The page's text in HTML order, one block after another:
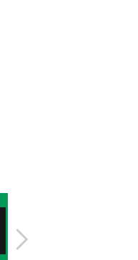
initiation au Aïkivudao
Seigan